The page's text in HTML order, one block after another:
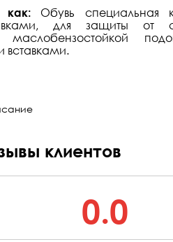
как:Обувь специальная
для защиты от
маслобензостойкой
вставками.
клиентов
0.0